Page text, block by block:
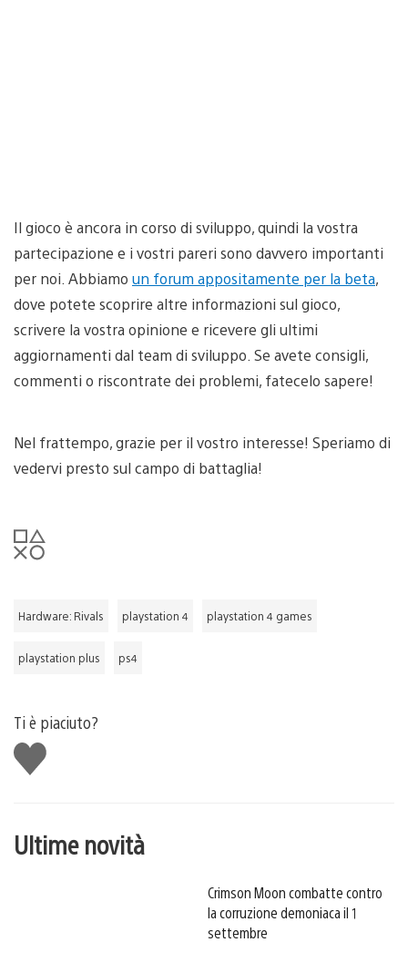
Il gioco è ancora in corso di sviluppo, quindi la vostra
partecipazione e i vostri pareri sono davvero importanti
per noi. Abbiamo un forum appositamente per la beta,
dove potete scoprire altre informazioni sul gioco,
scrivere la vostra opinione e ricevere gli ultimi
aggiornamenti dal team di sviluppo. Se avete consigli,
commenti o riscontrate dei problemi, fatecelo sapere!
Nel frattempo, grazie per il vostro interesse! Speriamo di
vedervi presto sul campo di battaglia!
Hardware: Rivals playstation 4 playstation 4 games
playstation plus ps4
Ti è piaciuto?
Mi
piace
Ultime novità
Crimson Moon combatte contro
la corruzione demoniaca il 1
settembre